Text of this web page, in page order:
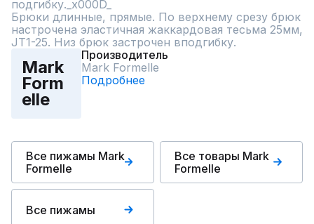
подгибку._x000D_
Брюки длинные, прямые. По верхнему срезу брюк
настрочена эластичная жаккардовая тесьма 25мм,
JT1-25. Низ брюк застрочен вподгибку.
Mark
Form
elle
Производитель
Mark Formelle
Подробнее
Все пижамы Mark
Formelle
Все товары Mark
Formelle
Все пижамы